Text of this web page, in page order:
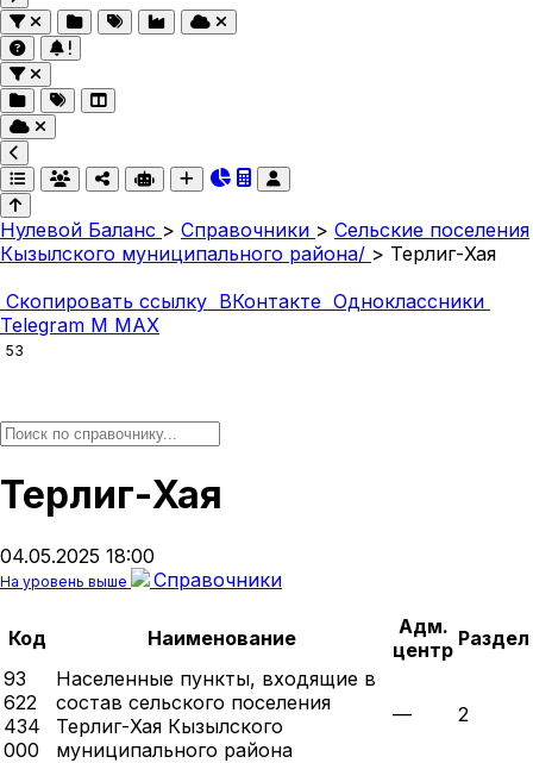
Нулевой Баланс > Справочники > Сельские поселения
Кызылского муниципального района/ > Терлиг-Хая
Скопировать ссылку ВКонтакте Одноклассники
Telegram M MAX
53
Терлиг-Хая
04.05.2025 18:00
На уровень выше Справочники
Код Наименование
Адм.
центр Раздел
93
622
434
000
Населенные пункты, входящие в
состав сельского поселения
Терлиг-Хая Кызылского
муниципального района
— 2